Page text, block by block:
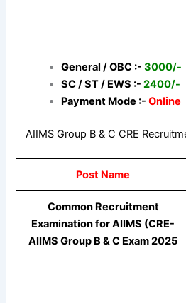
General / OBC :- 3000/-
SC / ST / EWS :- 2400/-
Payment Mode :-Online
AIIMS Group B & C CRE
Post Name
Common Recruitment
Examination for AIIMS (CRE-
AIIMS Group B & C Exam 2025